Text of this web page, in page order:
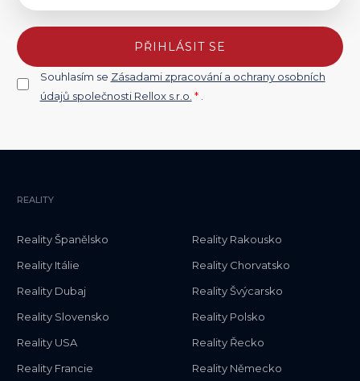
PŘIHLÁSIT SE
Souhlasím se Zásadami zpracování a ochrany osobních
údajů společnosti Rellox s.r.o. * .
REALITY
Reality Španělsko
Reality Itálie
Reality Dubaj
Reality Slovensko
Reality USA
Reality Francie
Reality Rakousko
Reality Chorvatsko
Reality Švýcarsko
Reality Polsko
Reality Řecko
Reality Německo